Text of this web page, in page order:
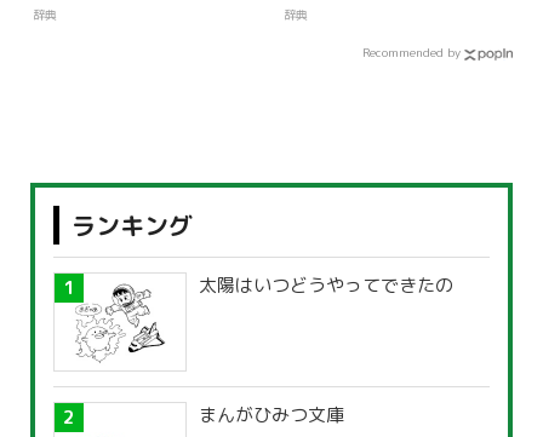
辞典 辞典
Recommended by
ランキング
太陽はいつどうやってできたの
まんがひみつ文庫